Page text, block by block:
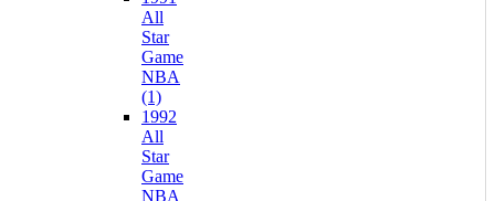
All
Star
Game
NBA
(1)
1992
All
Star
Game
NBA